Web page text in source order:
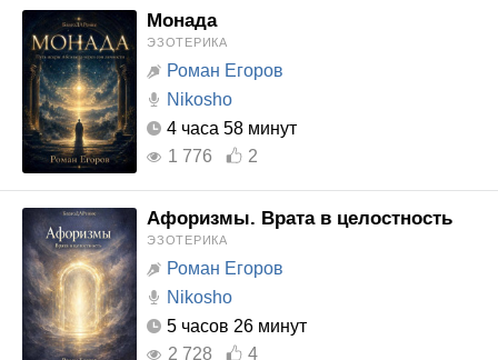
Монада
ЭЗОТЕРИКА
Роман Егоров
Nikosho
4 часа 58 минут
1 776
2
Афоризмы. Врата в целостность
ЭЗОТЕРИКА
Роман Егоров
Nikosho
5 часов 26 минут
2 728
4